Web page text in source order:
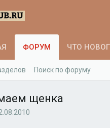
ФОРУМ ЧТО
Поиск по форуму
щенка